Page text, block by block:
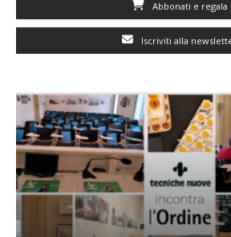
Abbonati e regala
Iscriviti alla